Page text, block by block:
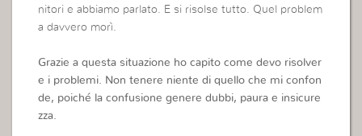
nitori e abbiamo parlato. E si risolse tutto. Quel problem
a davvero morì.
Grazie a questa situazione ho capito come devo risolver
e i problemi. Non tenere niente di quello che mi confon
de, poiché la confusione genere dubbi, paura e insicure
zza.